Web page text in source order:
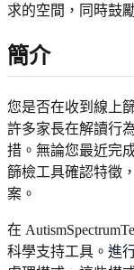
求的空間，同時鼓
簡介
您是否在收到線上
許多家長在解讀行
措。無論您最近完
篩檢工具確認特徵
案。
在
科學支持工具。 進